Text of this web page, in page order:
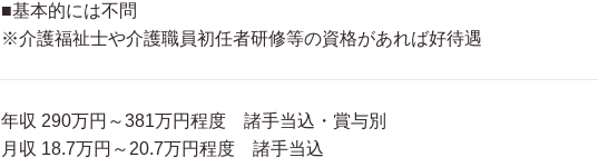
■基本的には不問
※介護福祉士や介護職員初任者研修等の資格があれば好待遇
年収 290万円～381万円程度 諸手当込・賞与別
月収 18.7万円～20.7万円程度 諸手当込